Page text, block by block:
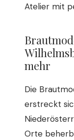
Atelier mit
mehr
Die
erstreckt
Orte